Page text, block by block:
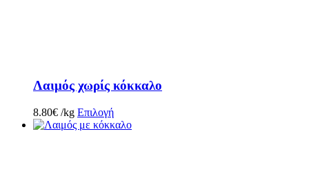
Λαιμός χωρίς κόκκαλο
8.80€ /kg Επιλογή